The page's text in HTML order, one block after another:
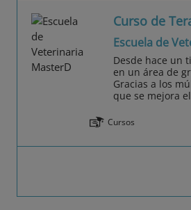
Curso de
Escuela de
Desde hace un
en un área de
Gracias a los
que se mejora
Cursos